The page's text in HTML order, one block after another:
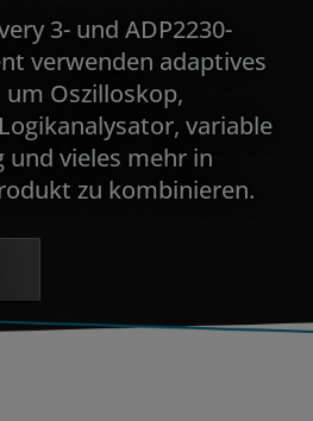
3- und ADP2230-
verwenden adaptives
Oszilloskop,
variable
vieles mehr in
zu kombinieren.